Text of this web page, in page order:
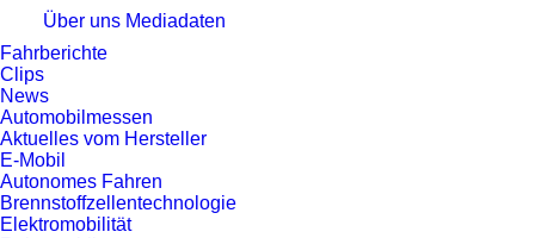
Über uns Mediadaten
Fahrberichte
Clips
News
Automobilmessen
Aktuelles vom Hersteller
E-Mobil
Autonomes Fahren
Brennstoffzellentechnologie
Elektromobilität